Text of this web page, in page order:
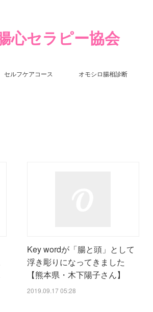
心セラピー協会
セルフケアコース オモシロ腸相診断
Key wordが「腸と頭」として
浮き彫りになってきました
【熊本県・木下陽子さん】
2019.09.17 05:28